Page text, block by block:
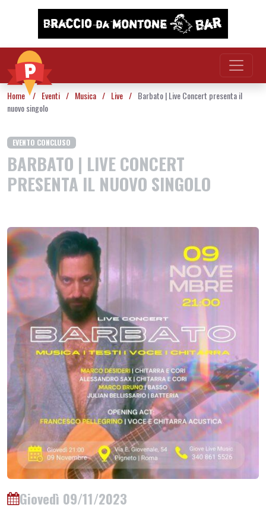
Vai al contenuto
Home / Eventi / Musica / Live / Barbato | Live Concert presenta il
nuovo singolo
EVENTO CONCLUSO
BARBATO | LIVE CONCERT
PRESENTA IL NUOVO SINGOLO
Giovedì 09/11/2023